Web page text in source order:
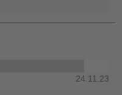
24.11.23